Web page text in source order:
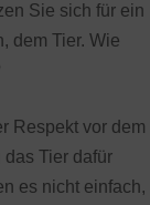
Sie sich für ein
dem Tier. Wie
Respekt vor dem
das Tier dafür
es nicht einfach,